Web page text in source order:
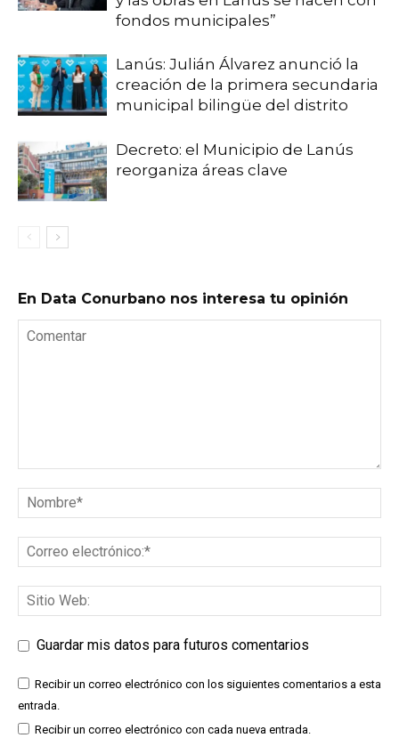
fondos municipales”
Lanús: Julián Álvarez anunció la
creación de la primera secundaria
municipal bilingüe del distrito
Decreto: el Municipio de Lanús
reorganiza áreas clave
En Data Conurbano nos interesa tu opinión
Guardar mis datos para futuros comentarios
Recibir un correo electrónico con los siguientes comentarios a esta
entrada.
Recibir un correo electrónico con cada nueva entrada.